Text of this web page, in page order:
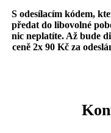
S odesílacím kódem,
předat do libovolné
nic neplatíte. Až bude
ceně 2x 90 Kč za